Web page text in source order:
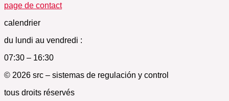
page de contact
calendrier
du lundi au vendredi :
07:30 – 16:30
© 2026 src – sistemas de regulación y control
tous droits réservés